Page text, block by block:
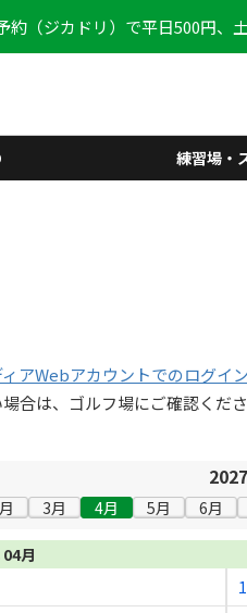
約（ジカドリ）で平日500円、
練習場・
アWebアカウントでのログイ
合は、ゴルフ場にご確認くださ
3月 4月 5月 6月
月